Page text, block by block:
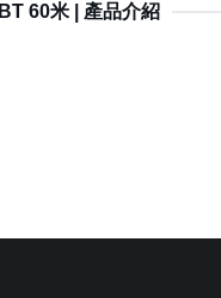
BT 60米 | 產品介紹